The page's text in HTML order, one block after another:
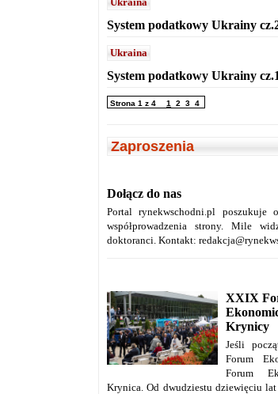
System podatkowy Ukrainy
Ukraina
System podatkowy Ukrainy cz.1
Strona 1 z 4 1 2 3 4
Zaproszenia
Dołącz do nas
Portal rynekwschodni.pl poszukuje
współprowadzenia strony. Mile
doktoranci. Kontakt:
XXIX
Krynicy
Jeśli
Forum
Forum
Krynica. Od dwudziestu dziewięciu